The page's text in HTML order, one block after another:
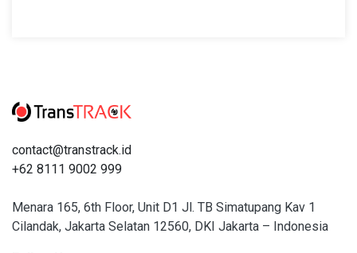
contact@transtrack.id
+62 8111 9002 999
Menara 165, 6th Floor, Unit D1 Jl. TB Simatupang Kav 1
Cilandak, Jakarta Selatan 12560, DKI Jakarta – Indonesia